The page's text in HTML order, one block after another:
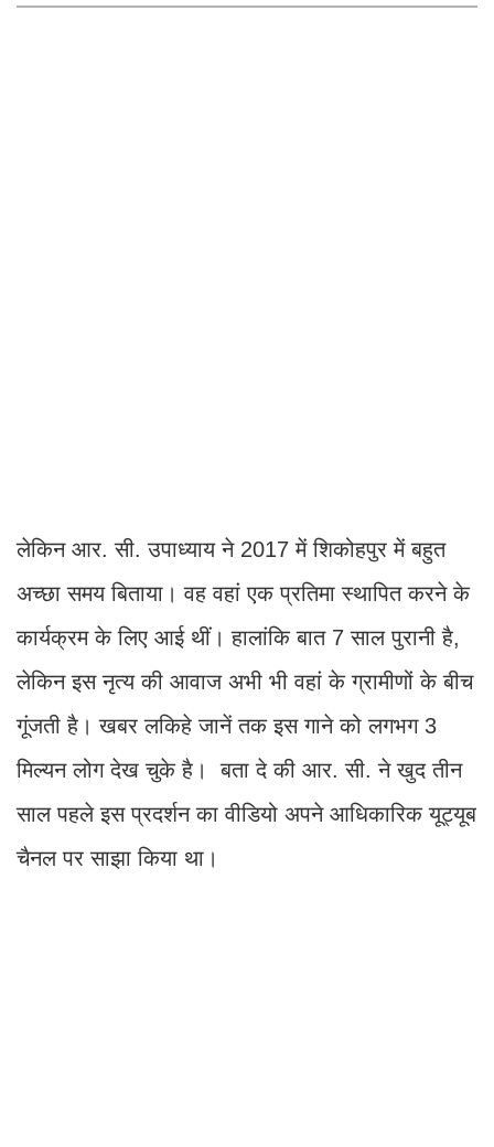
लेकिन आर. सी. उपाध्याय ने 2017 में शिकोहपुर में बहुत
अच्छा समय बिताया। वह वहां एक प्रतिमा स्थापित करने के
कार्यक्रम के लिए आई थीं। हालांकि बात 7 साल पुरानी है,
लेकिन इस नृत्य की आवाज अभी भी वहां के ग्रामीणों के बीच
गूंजती है। खबर लकिहे जानें तक इस गाने को लगभग 3
मिल्यन लोग देख चुके है। बता दे की आर. सी. ने खुद तीन
साल पहले इस प्रदर्शन का वीडियो अपने आधिकारिक यूट्यूब
चैनल पर साझा किया था।